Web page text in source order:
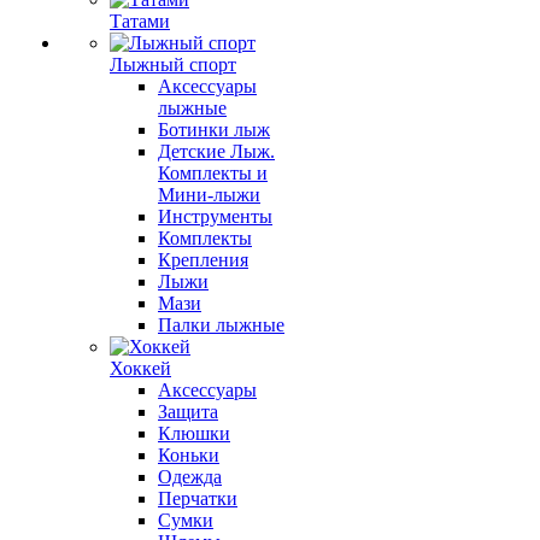
Татами
Лыжный спорт
Аксессуары
лыжные
Ботинки лыж
Детские Лыж.
Комплекты и
Мини-лыжи
Инструменты
Комплекты
Крепления
Лыжи
Мази
Палки лыжные
Хоккей
Аксессуары
Защита
Клюшки
Коньки
Одежда
Перчатки
Сумки